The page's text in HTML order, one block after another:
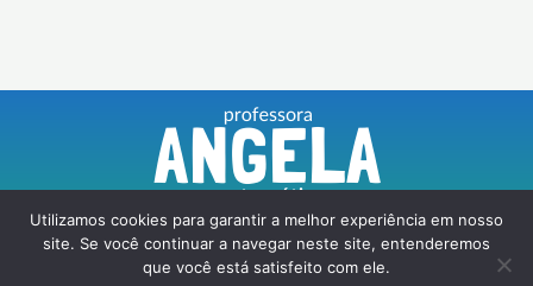
F
a
c
I
n
s
Y
o
u
T
i
k
Utilizamos cookies para garantir a melhor experiência em nosso
site. Se você continuar a navegar neste site, entenderemos
que você está satisfeito com ele.